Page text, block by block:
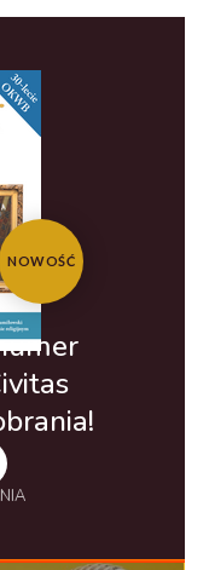
NOWOŚĆ